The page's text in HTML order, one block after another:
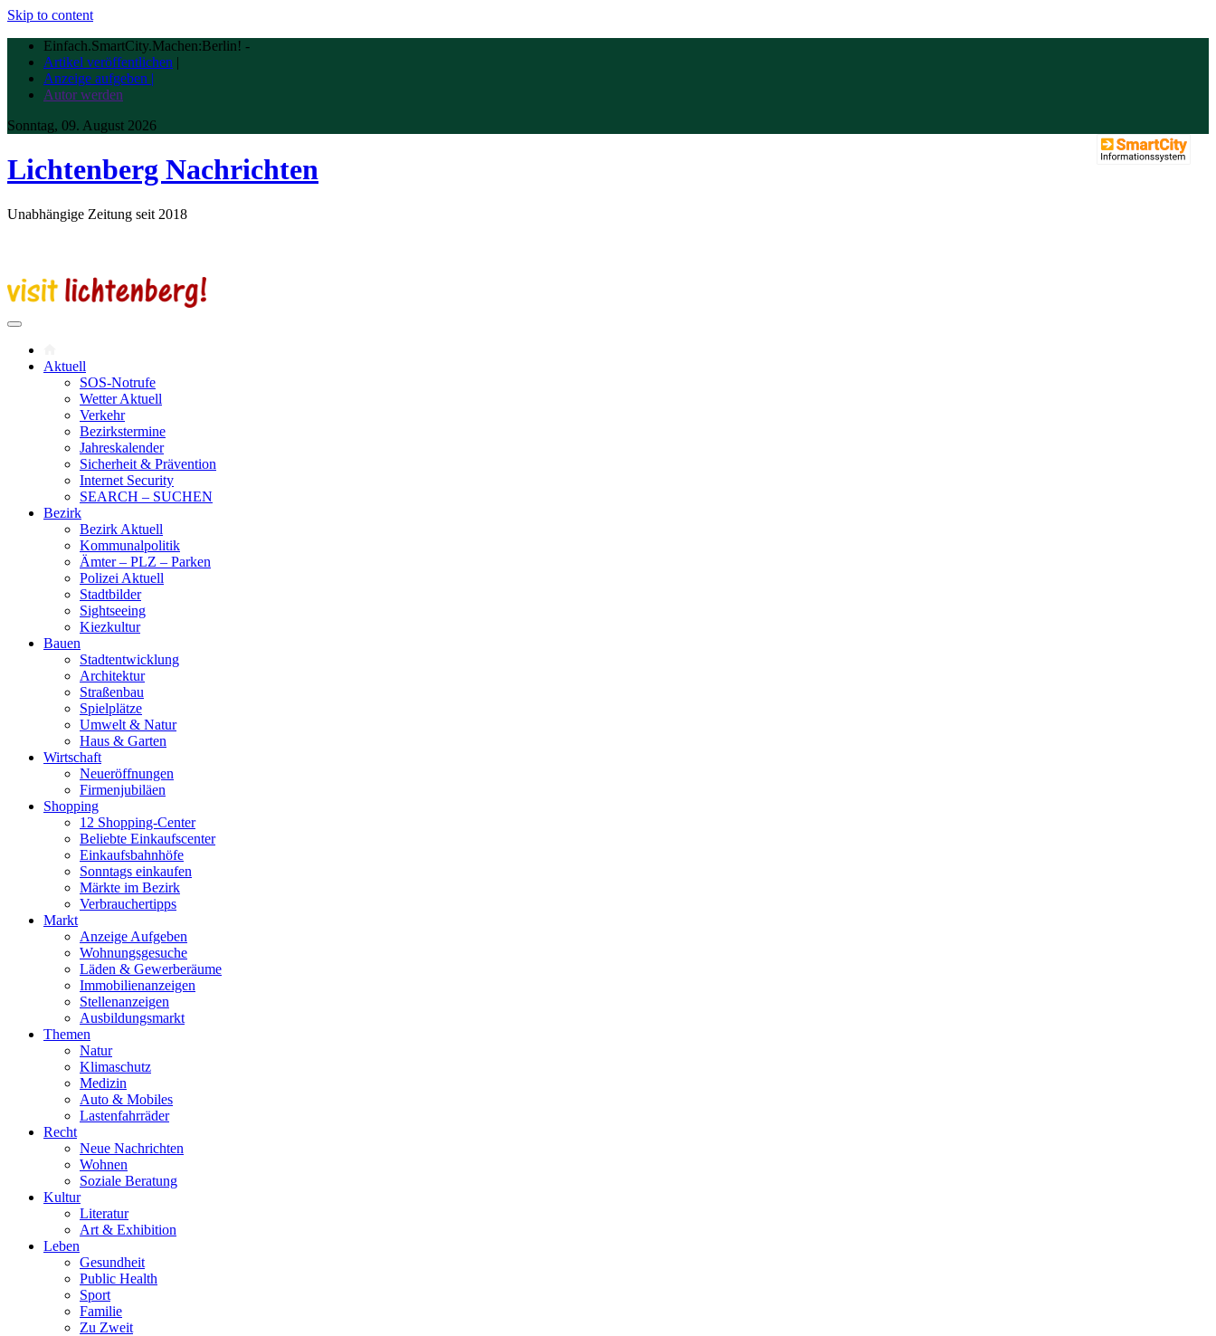
Skip to content
Einfach.SmartCity.Machen:Berlin! -
Artikel veröffentlichen |
Anzeige aufgeben |
Autor werden
Sonntag, 09. August 2026
Lichtenberg Nachrichten
Unabhängige Zeitung seit 2018
Aktuell
SOS-Notrufe
Wetter Aktuell
Verkehr
Bezirkstermine
Jahreskalender
Sicherheit & Prävention
Internet Security
SEARCH – SUCHEN
Bezirk
Bezirk Aktuell
Kommunalpolitik
Ämter – PLZ – Parken
Polizei Aktuell
Stadtbilder
Sightseeing
Kiezkultur
Bauen
Stadtentwicklung
Architektur
Straßenbau
Spielplätze
Umwelt & Natur
Haus & Garten
Wirtschaft
Neueröffnungen
Firmenjubiläen
Shopping
12 Shopping-Center
Beliebte Einkaufscenter
Einkaufsbahnhöfe
Sonntags einkaufen
Märkte im Bezirk
Verbrauchertipps
Markt
Anzeige Aufgeben
Wohnungsgesuche
Läden & Gewerberäume
Immobilienanzeigen
Stellenanzeigen
Ausbildungsmarkt
Themen
Natur
Klimaschutz
Medizin
Auto & Mobiles
Lastenfahrräder
Recht
Neue Nachrichten
Wohnen
Soziale Beratung
Kultur
Literatur
Art & Exhibition
Leben
Gesundheit
Public Health
Sport
Familie
Zu Zweit